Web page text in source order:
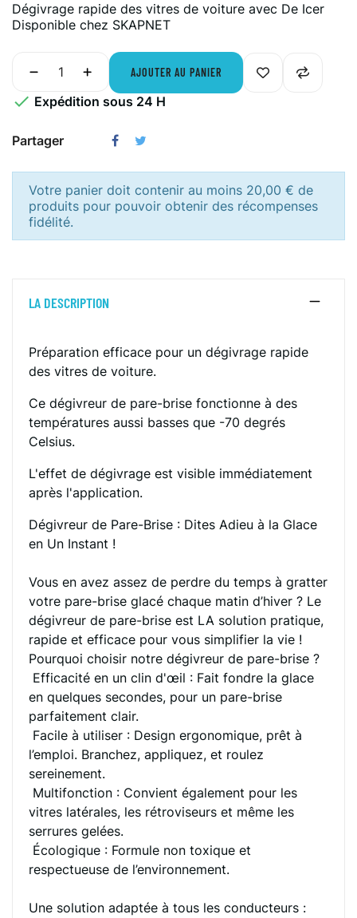
Dégivrage rapide des vitres de voiture avec De Icer
Disponible chez SKAPNET
AJOUTER AU PANIER
 Expédition sous 24 H
Partager
Votre panier doit contenir au moins 20,00 € de
produits pour pouvoir obtenir des récompenses
fidélité.
LA DESCRIPTION
Préparation efficace pour un dégivrage rapide
des vitres de voiture.
Ce dégivreur de pare-brise fonctionne à des
températures aussi basses que -70 degrés
Celsius.
L'effet de dégivrage est visible immédiatement
après l'application.
Dégivreur de Pare-Brise : Dites Adieu à la Glace
en Un Instant !
Vous en avez assez de perdre du temps à gratter
votre pare-brise glacé chaque matin d’hiver ? Le
dégivreur de pare-brise est LA solution pratique,
rapide et efficace pour vous simplifier la vie !
Pourquoi choisir notre dégivreur de pare-brise ?
Efficacité en un clin d'œil : Fait fondre la glace
en quelques secondes, pour un pare-brise
parfaitement clair.
Facile à utiliser : Design ergonomique, prêt à
l’emploi. Branchez, appliquez, et roulez
sereinement.
Multifonction : Convient également pour les
vitres latérales, les rétroviseurs et même les
serrures gelées.
Écologique : Formule non toxique et
respectueuse de l’environnement.
Une solution adaptée à tous les conducteurs :